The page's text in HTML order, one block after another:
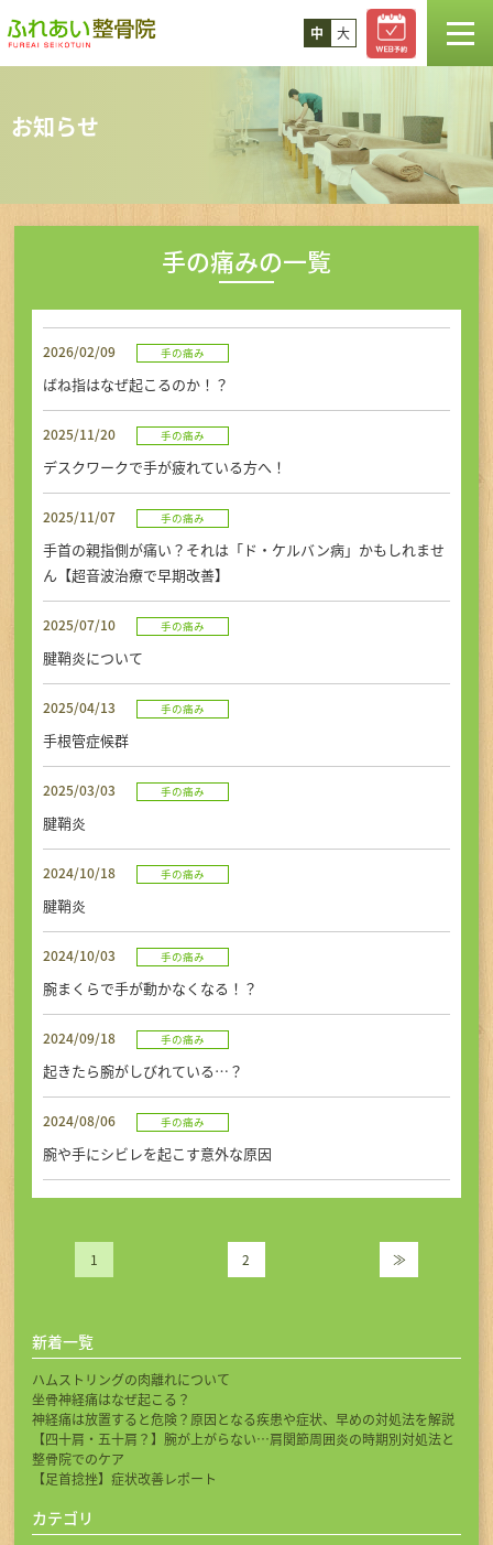
中 大
お知らせ
手の痛みの一覧
2026/02/09 手の痛み
ばね指はなぜ起こるのか！？
2025/11/20 手の痛み
デスクワークで手が疲れている方へ！
2025/11/07 手の痛み
手首の親指側が痛い？それは「ド・ケルバン病」かもしれませ
ん【超音波治療で早期改善】
2025/07/10 手の痛み
腱鞘炎について
2025/04/13 手の痛み
手根管症候群
2025/03/03 手の痛み
腱鞘炎
2024/10/18 手の痛み
腱鞘炎
2024/10/03 手の痛み
腕まくらで手が動かなくなる！？
2024/09/18 手の痛み
起きたら腕がしびれている…？
2024/08/06 手の痛み
腕や手にシビレを起こす意外な原因
1 2 ≫
新着一覧
ハムストリングの肉離れについて
坐骨神経痛はなぜ起こる？
神経痛は放置すると危険？原因となる疾患や症状、早めの対処法を解説
【四十肩・五十肩？】腕が上がらない…肩関節周囲炎の時期別対処法と
整骨院でのケア
【足首捻挫】症状改善レポート
カテゴリ
料金
アクセス
お問い合せ・ご予約